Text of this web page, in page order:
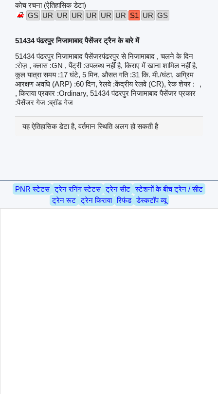
कोच रचना (ऐतिहासिक डेटा)
GS UR UR UR UR UR UR S1 UR GS
51434 पंढरपुर निजामाबाद पैसेंजर ट्रैन के बारे में
51434 पंढरपुर निजामाबाद पैसेंजरपंढरपुर से निजामाबाद , चलने के दिन
:रोज़ , क्लास :GN , पैंट्री :उपलब्ध नहीं है, किराए में खाना शामिल नहीं है,
कुल यात्रा समय :17 घंटे, 5 मिन, औसत गति :31 कि. मी./घंटा, अग्रिम
आरक्षण अवधि (ARP) :60 दिन, रेलवे :केंद्रीय रेलवे (CR), रेक शेयर :
,
, किराया प्रकार :Ordinary, 51434 पंढरपुर निजामाबाद पैसेंजर प्रकार
:पैसेंजर गेज :ब्रॉड गेज
यह ऐतिहासिक डेटा है, वर्तमान स्थिति अलग हो सकती है
PNR स्टेटस ट्रेन रनिंग स्टेटस ट्रेन सीट स्टेशनों के बीच ट्रेन / सीट
ट्रेन रूट ट्रेन किराया रिफंड डेस्कटॉप व्यू